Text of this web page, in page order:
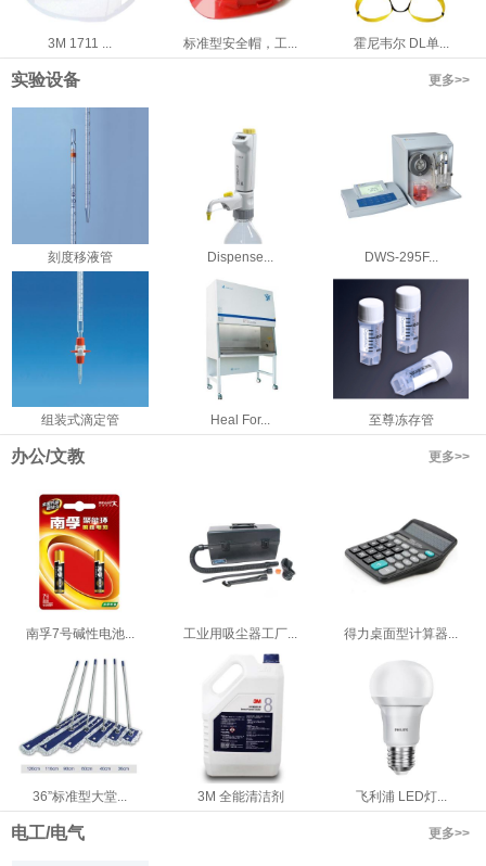
3M 1711 ... 标准型安全帽，工... 霍尼韦尔 DL单...
实验设备 更多>>
刻度移液管 Dispense... DWS-295F...
组装式滴定管 Heal For... 至尊冻存管
办公/文教 更多>>
南孚7号碱性电池... 工业用吸尘器工厂... 得力桌面型计算器...
36”标准型大堂... 3M 全能清洁剂 飞利浦 LED灯...
电工/电气 更多>>